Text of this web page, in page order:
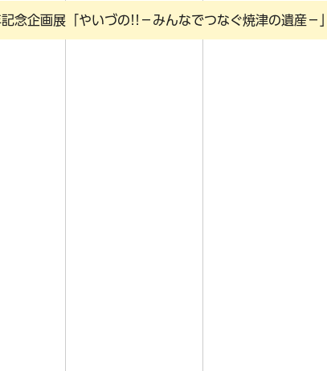
念企画展「やいづの!!－みんなでつなぐ焼津の遺産－」